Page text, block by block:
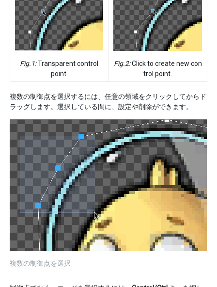
Fig.1:Transparent control
point.
Fig.2:Click to create new con
trol point.
複数の制御点を選択するには、任意の領域をクリックしてからド
ラッグします。選択している間に、設定や削除ができます。
複数の制御点を選択